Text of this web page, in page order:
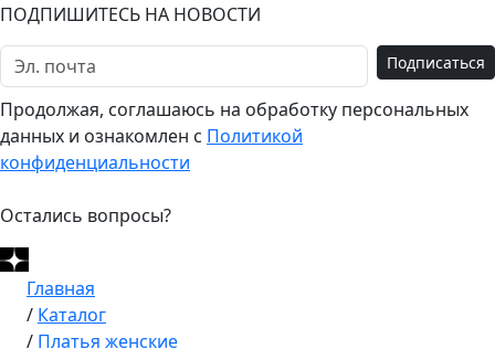
ПОДПИШИТЕСЬ НА НОВОСТИ
Подписаться
Продолжая, соглашаюсь на обработку персональных
данных и ознакомлен с Политикой
конфиденциальности
Остались вопросы?
Главная
/ Каталог
/ Платья женские